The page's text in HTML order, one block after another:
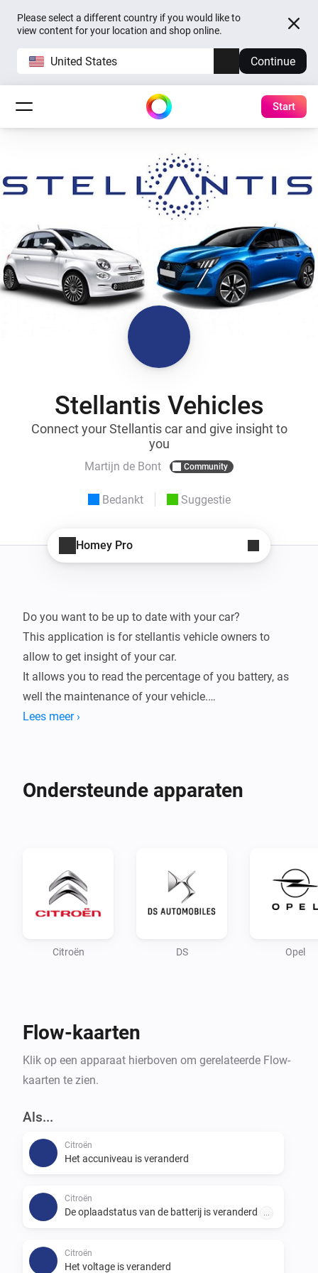
Please select a different country if you would like to
view content for your location and shop online.
United States Continue
Start
Stellantis Vehicles
Connect your Stellantis car and give insight to
you
Martijn de Bont Community
Bedankt Suggestie
Homey Pro
Do you want to be up to date with your car?
This application is for stellantis vehicle owners to
allow to get insight of your car.
It allows you to read the percentage of you battery, as
well the maintenance of your vehicle.
Use the PC/browser to login to you account and setup
your connection.
As the connection for remote commands is different
andreadegiovine on github for his Home Assistant
integration
Lees meer ›
Ondersteunde apparaten
Citroën DS Opel
Flow-kaarten
Klik op een apparaat hierboven om gerelateerde Flow-
kaarten te zien.
Als...
Citroën
Het accuniveau is veranderd
Citroën
De oplaadstatus van de batterij is veranderd
Citroën
Het voltage is veranderd